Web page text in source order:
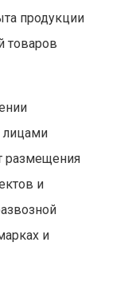
продукции
товаров
размещения
и
и